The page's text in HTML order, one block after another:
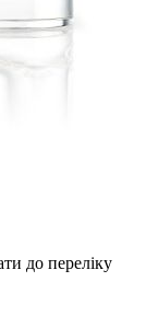
до переліку